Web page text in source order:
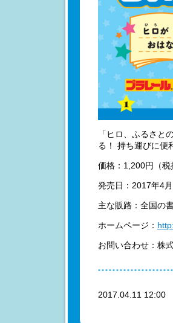
「ヒロ、ふるさと
る！ 持ち運びに便
価格：1,200円（税
発売日：2017年4
主な販路：全国の
ホームページ：
お問い合わせ：株
2017.04.11